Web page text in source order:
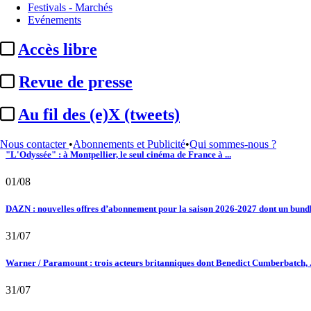
Festivals - Marchés
Evénements
Accès libre
Revue de presse
Au fil des (e)X (tweets)
Nous contacter •Abonnements et Publicité•Qui sommes-nous ?
02/08
Au fil des (e)X (tweets) : Kavinsky, hommage, argentique, 4K, Clooney,
02/08
02/08
"L'Odyssée" : à Montpellier, le seul cinéma de France à ...
01/08
DAZN : nouvelles offres d’abonnement pour la saison 2026-2027 dont un
31/07
Warner / Paramount : trois acteurs britanniques dont Benedict Cumberbatch,
31/07